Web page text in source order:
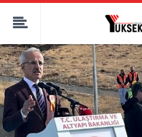
kaçak bahis
deneme bonusu
canlı bahis siteleri
deneme bonusu veren siteler
bahis siteleri
porno izle